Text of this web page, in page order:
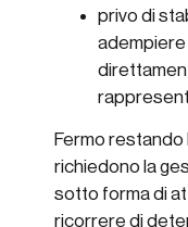
privo di
adempiere
Fermo restando
richiedono la
sotto forma di
ricorrere di